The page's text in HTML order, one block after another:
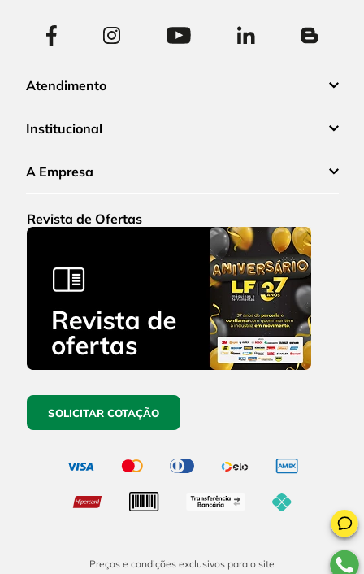
Atendimento
Institucional
A Empresa
Revista de Ofertas
SOLICITAR COTAÇÃO
Preços e condições exclusivos para o site